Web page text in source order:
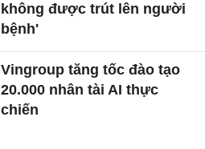
không được trút lên người
bệnh'
Vingroup tăng tốc đào tạo
20.000 nhân tài AI thực
chiến